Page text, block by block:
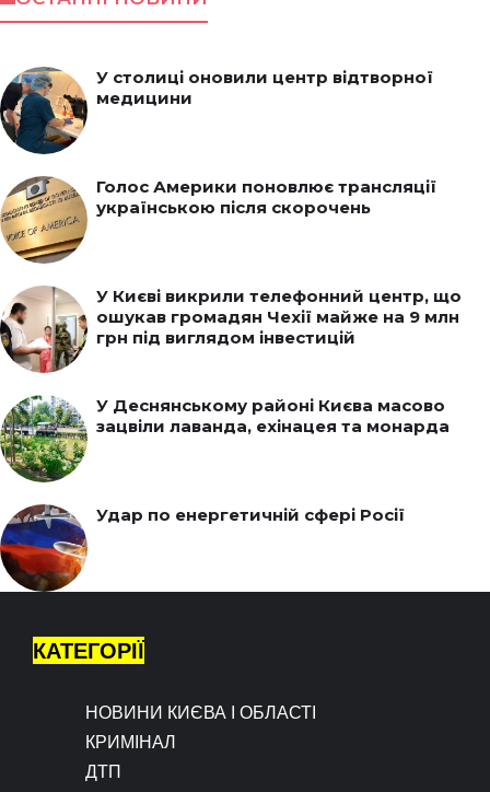
У столиці оновили центр відтворної
медицини
Голос Америки поновлює трансляції
українською після скорочень
У Києві викрили телефонний центр, що
ошукав громадян Чехії майже на 9 млн
грн під виглядом інвестицій
У Деснянському районі Києва масово
зацвіли лаванда, ехінацея та монарда
Удар по енергетичній сфері Росії
КАТЕГОРІЇ
НОВИНИ КИЄВА І ОБЛАСТІ
КРИМІНАЛ
ДТП